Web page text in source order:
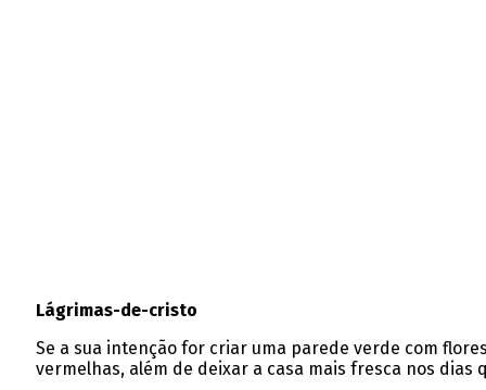
Lágrimas-de-cristo
Se a sua intenção for criar uma parede verde com
vermelhas, além de deixar a casa mais fresca nos